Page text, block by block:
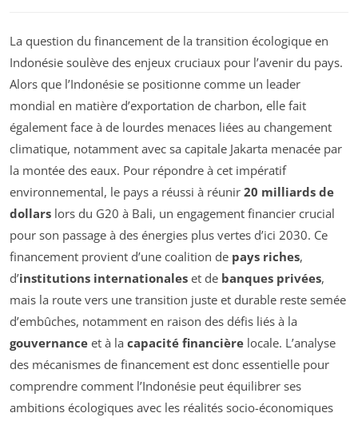
La question du financement de la transition écologique en
Indonésie soulève des enjeux cruciaux pour l’avenir du pays.
Alors que l’Indonésie se positionne comme un leader
mondial en matière d’exportation de charbon, elle fait
également face à de lourdes menaces liées au changement
climatique, notamment avec sa capitale Jakarta menacée par
la montée des eaux. Pour répondre à cet impératif
environnemental, le pays a réussi à réunir 20 milliards de
dollars lors du G20 à Bali, un engagement financier crucial
pour son passage à des énergies plus vertes d’ici 2030. Ce
financement provient d’une coalition de pays riches,
d’institutions internationales et de banques privées,
mais la route vers une transition juste et durable reste semée
d’embûches, notamment en raison des défis liés à la
gouvernance et à la capacité financière locale. L’analyse
des mécanismes de financement est donc essentielle pour
comprendre comment l’Indonésie peut équilibrer ses
ambitions écologiques avec les réalités socio-économiques